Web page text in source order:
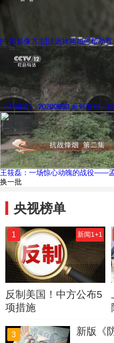
[中国影像方志]法远禅师如何帮助
《夕阳红》 20200630 系列节目《
王筱磊：一场惊心动魄的战役——
换一批
央视榜单
1 新闻1+1
反制美国！中方公布5
项措施
3 新版《